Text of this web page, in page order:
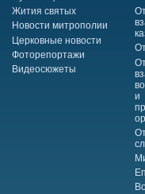
Жития святых
Новости митрополии
Церковные новости
Фоторепортажи
Видеосюжеты
и